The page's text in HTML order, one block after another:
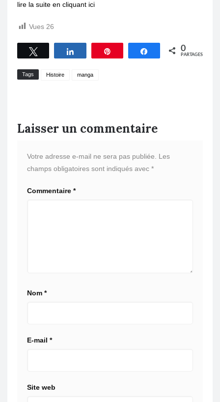
lire la suite en cliquant ici
Vues 26
Tweetez Partagez Partagez 0
PARTAGES
Tags Histoire manga
Laisser un commentaire
Votre adresse e-mail ne sera pas publiée.
Les
champs obligatoires sont indiqués avec *
Commentaire *
Nom *
E-mail *
Site web